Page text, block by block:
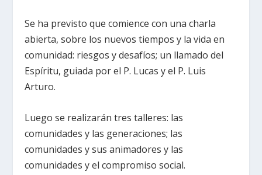
Se ha previsto que comience con una charla
abierta, sobre los nuevos tiempos y la vida en
comunidad: riesgos y desafíos; un llamado del
Espíritu, guiada por el P. Lucas y el P. Luis
Arturo.
Luego se realizarán tres talleres: las
comunidades y las generaciones; las
comunidades y sus animadores y las
comunidades y el compromiso social.